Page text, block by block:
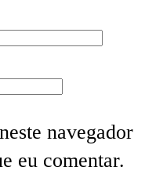
navegador
eu comentar.